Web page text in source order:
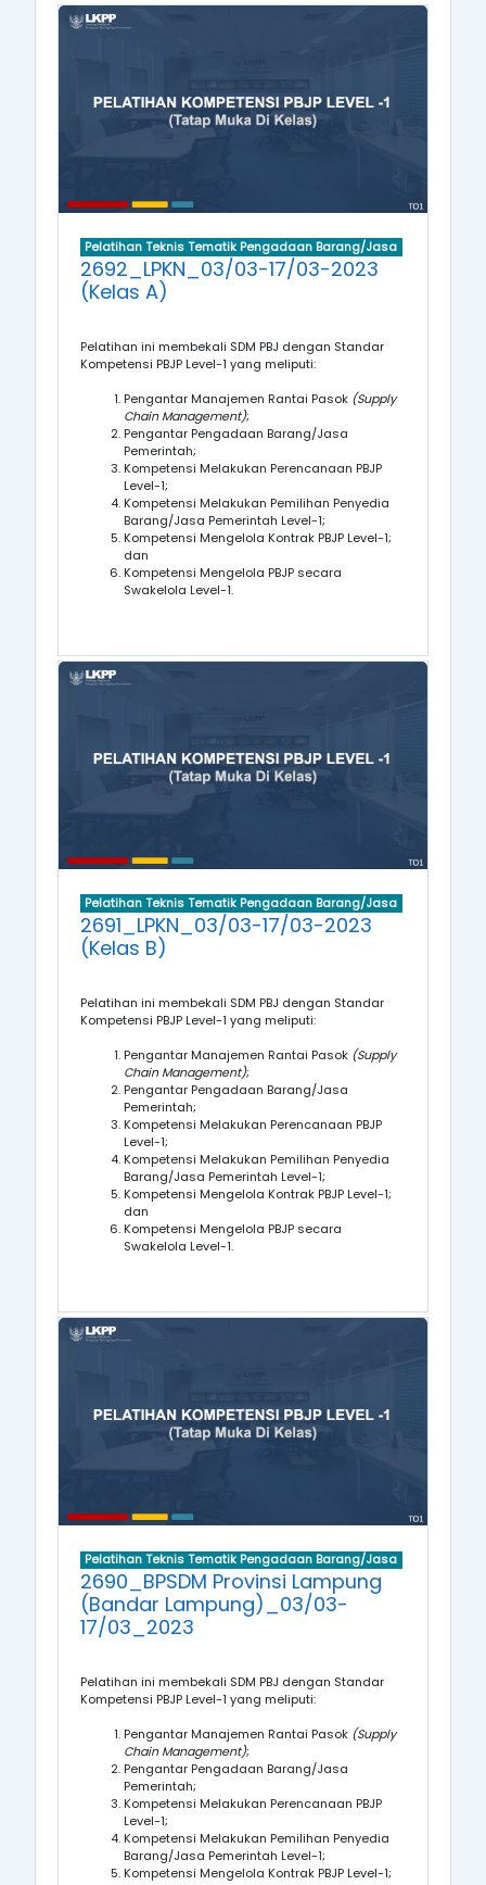
Pelatihan Teknis Tematik Pengadaan Barang/Jasa
2692_LPKN_03/03-17/03-2023
(Kelas A)
Pelatihan ini membekali SDM PBJ dengan Standar
Kompetensi PBJP Level-1 yang meliputi:
Pengantar Manajemen Rantai Pasok (Supply
Chain Management);
Pengantar Pengadaan Barang/Jasa
Pemerintah;
Kompetensi Melakukan Perencanaan PBJP
Level-1;
Kompetensi Melakukan Pemilihan Penyedia
Barang/Jasa Pemerintah Level-1;
Kompetensi Mengelola Kontrak PBJP Level-1;
dan
Kompetensi Mengelola PBJP secara
Swakelola Level-1.
Pelatihan Teknis Tematik Pengadaan Barang/Jasa
2691_LPKN_03/03-17/03-2023
(Kelas B)
Pelatihan ini membekali SDM PBJ dengan Standar
Kompetensi PBJP Level-1 yang meliputi:
Pengantar Manajemen Rantai Pasok (Supply
Chain Management);
Pengantar Pengadaan Barang/Jasa
Pemerintah;
Kompetensi Melakukan Perencanaan PBJP
Level-1;
Kompetensi Melakukan Pemilihan Penyedia
Barang/Jasa Pemerintah Level-1;
Kompetensi Mengelola Kontrak PBJP Level-1;
dan
Kompetensi Mengelola PBJP secara
Swakelola Level-1.
Pelatihan Teknis Tematik Pengadaan Barang/Jasa
2690_BPSDM Provinsi Lampung
(Bandar Lampung)_03/03-
17/03_2023
Pelatihan ini membekali SDM PBJ dengan Standar
Kompetensi PBJP Level-1 yang meliputi:
Pengantar Manajemen Rantai Pasok (Supply
Chain Management);
Pengantar Pengadaan Barang/Jasa
Pemerintah;
Kompetensi Melakukan Perencanaan PBJP
Level-1;
Kompetensi Melakukan Pemilihan Penyedia
Barang/Jasa Pemerintah Level-1;
Kompetensi Mengelola Kontrak PBJP Level-1;